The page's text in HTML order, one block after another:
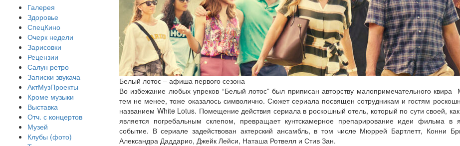
Галерея
Здоровье
СпецКино
Очерк недели
Зарисовки
Рецензии
Салун ретро
Записки звукача
АктМузПроекты
Кроме музыки
Выставка
Отч. с концертов
Музей
Клубы (фото)
Белый лотос – афиша первого сезона
Во избежание любых упреков “Белый лотос” был приписан авторству малопримечательного квира
тем не менее, тоже оказалось символично. Сюжет сериала посвящен сотрудникам и гостям
названием White Lotus. Помещение действия сериала в роскошный отель, который по сути своей,
является погребальным склепом, превращает кунтскамерное препарирование идеи фильма в
событие. В сериале задействован актерский ансамбль, в том числе Мюррей Бартлетт, Конни
Александра Даддарио, Джейк Лейси, Наташа Ротвелл и Стив Зан.